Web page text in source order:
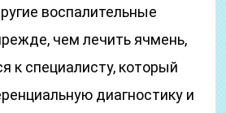
воспалительные
чем лечить ячмень,
к специалисту, который
диагностику и